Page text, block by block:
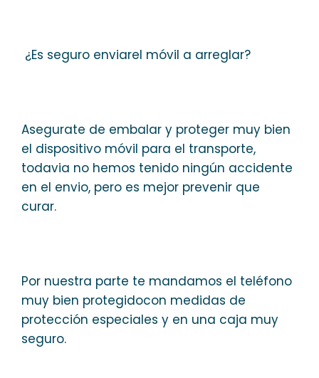
¿Es seguro enviarel móvil a arreglar?
Asegurate de embalar y proteger muy bien
el dispositivo móvil para el transporte,
todavia no hemos tenido ningún accidente
en el envio, pero es mejor prevenir que
curar.
Por nuestra parte te mandamos el teléfono
muy bien protegidocon medidas de
protección especiales y en una caja muy
seguro.